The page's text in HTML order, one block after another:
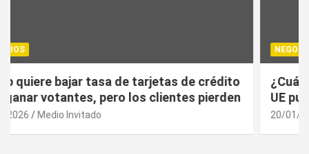
¿Cuál es el “arma nuclear económica” que la
UE puede utilizar contra EU?
20/01/2026 Medio Invitado